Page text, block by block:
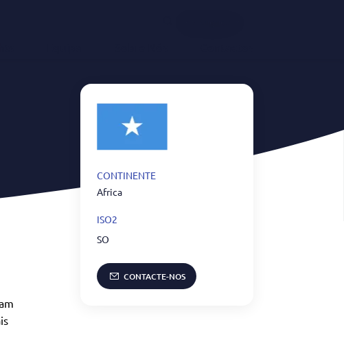
CONTINENTE
Africa
ISO2
SO
CONTACTE-NOS